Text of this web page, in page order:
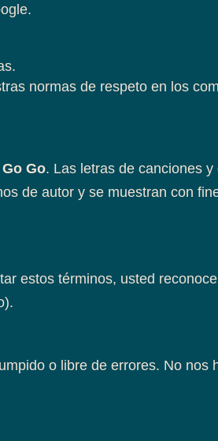
normas de respeto en los
Go. Las letras de canciones
de autor y se muestran con
estos términos, usted
o libre de errores. No nos